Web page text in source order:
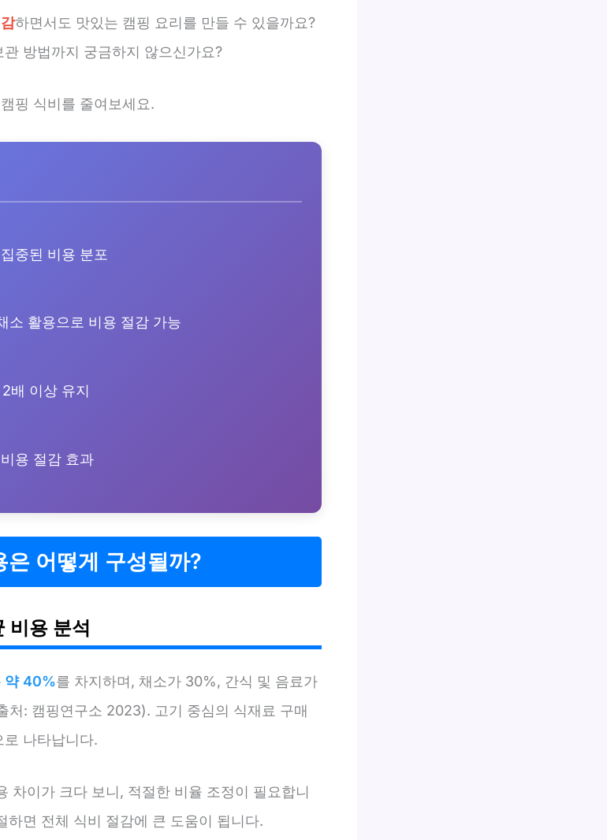
하면서도 맛있는 캠핑 요리를 만들 수 있을까요?
방법까지 궁금하지 않으신가요?
핑 식비를 줄여보세요.
중된 비용 분포
소 활용으로 비용 절감 가능
배 이상 유지
비용 절감 효과
은 어떻게 구성될까?
비용 분석
약 40%를 차지하며, 채소가 30%, 간식 및 음료가
처: 캠핑연구소 2023). 고기 중심의 식재료 구매
나타납니다.
차이가 크다 보니, 적절한 비율 조정이 필요합니
하면 전체 식비 절감에 큰 도움이 됩니다.